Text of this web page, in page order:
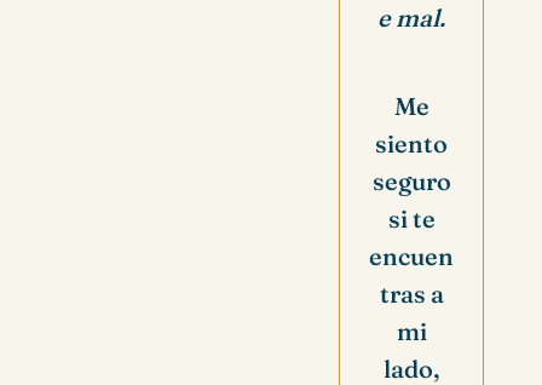
e mal.
Me
siento
seguro
si te
encuen
tras a
mi
lado,